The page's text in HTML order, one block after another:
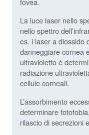
La luce laser nello
nello spettro
es. i laser a diossido
danneggiare cornea
ultravioletto è
radiazione
cellule corneali.
L’assorbimento
determinare
rilascio di secrezioni